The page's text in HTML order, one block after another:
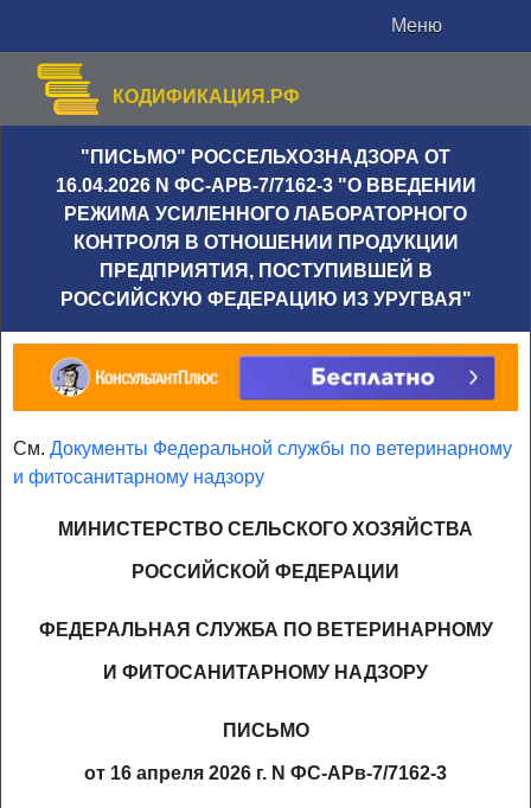
Меню
КОДИФИКАЦИЯ.РФ
"ПИСЬМО" РОССЕЛЬХОЗНАДЗОРА ОТ
16.04.2026 N ФС-АРВ-7/7162-3 "О ВВЕДЕНИИ
РЕЖИМА УСИЛЕННОГО ЛАБОРАТОРНОГО
КОНТРОЛЯ В ОТНОШЕНИИ ПРОДУКЦИИ
ПРЕДПРИЯТИЯ, ПОСТУПИВШЕЙ В
РОССИЙСКУЮ ФЕДЕРАЦИЮ ИЗ УРУГВАЯ"
См. Документы Федеральной службы по ветеринарному
и фитосанитарному надзору
МИНИСТЕРСТВО СЕЛЬСКОГО ХОЗЯЙСТВА
РОССИЙСКОЙ ФЕДЕРАЦИИ
ФЕДЕРАЛЬНАЯ СЛУЖБА ПО ВЕТЕРИНАРНОМУ
И ФИТОСАНИТАРНОМУ НАДЗОРУ
ПИСЬМО
от 16 апреля 2026 г. N ФС-АРв-7/7162-3